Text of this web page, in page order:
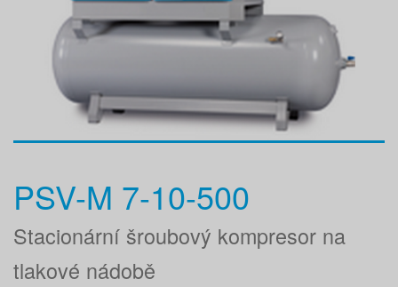
PSV-M 7-10-500
Stacionární šroubový kompresor na
tlakové nádobě